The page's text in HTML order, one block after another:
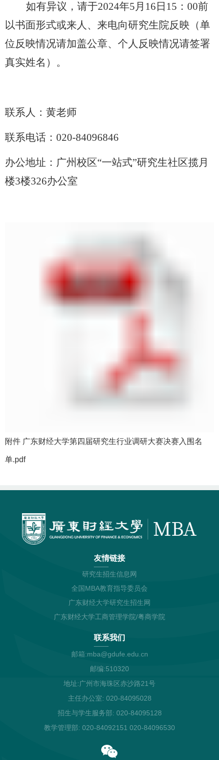
如有异议，请于2024年5月16日15：00前
以书面形式或来人、来电向研究生院反映（单
位反映情况请加盖公章、个人反映情况请签署
真实姓名）。
联系人：黄老师
联系电话： 020-84096846
办公地址：广州校区“一站式”研究生社区揽月
楼3楼326办公室
附件 广东财经大学第四届研究生行业调研大赛决赛入围名
单.pdf
友情链接
研究生招生信息网
全国MBA教育指导委员会
广东财经大学研究生招生网
广东财经大学工商管理学院/粤商学院
联系我们
邮箱:mba@gdufe.edu.cn
邮编:510320
地址:广州市海珠区赤沙路21号
主任办公室: 020-84095028
招生与学生服务部: 020-84095128
教学管理部: 020-84092151 020-84096530